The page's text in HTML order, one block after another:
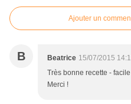
Ajouter un
B Beatrice 15/07/2015
Très bonne recette -
Merci !